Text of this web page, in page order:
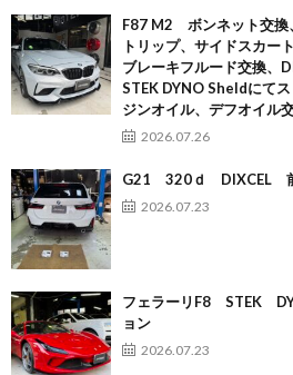
F87 M2 ボンネット交換
トリップ、サイドスカー
ブレーキフルード交換、
STEK DYNO Sheldにて
ジンオイル、デフオイル
2026.07.26
G21 320ｄ DIXCEL 前
2026.07.23
フェラーリF8 STEK
ョン
2026.07.23